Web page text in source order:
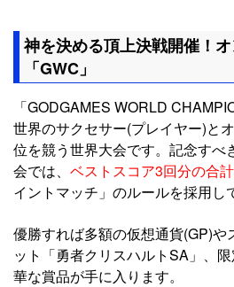
神を決める頂上決戦開催！
「GWC」
「GODGAMES WORLD
世界のサクセサー(プレイヤー)と
位を競う世界大会です。記念すべ
会では、 ベストスコア3回分の合
イントマッチ」のルールを採用し
優勝すれば多額の仮想通貨(GP)や
ット「勇者クリスハルトSA」、
華な賞品が手に入ります。